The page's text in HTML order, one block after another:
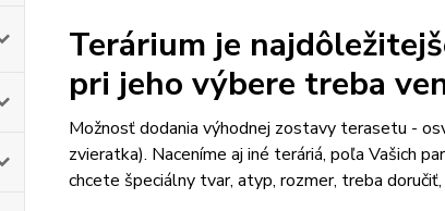
Terárium je
pri jeho výbere treba
Možnosť dodania výhodnej zostavy terasetu -
zvieratka). Naceníme aj iné teráriá, poľa Vašich
chcete špeciálny tvar, atyp, rozmer, treba